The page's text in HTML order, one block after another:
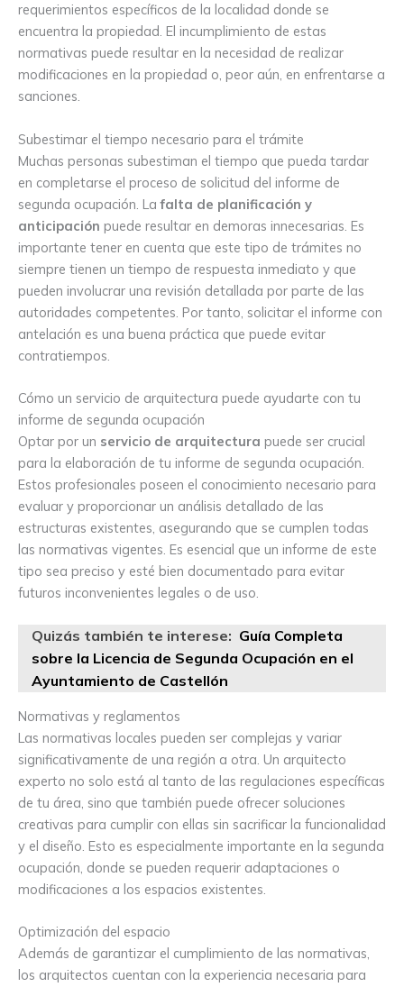
requerimientos específicos de la localidad donde se
encuentra la propiedad. El incumplimiento de estas
normativas puede resultar en la necesidad de realizar
modificaciones en la propiedad o, peor aún, en enfrentarse a
sanciones.
Subestimar el tiempo necesario para el trámite
Muchas personas subestiman el tiempo que pueda tardar
en completarse el proceso de solicitud del informe de
segunda ocupación. Lafalta de planificación y
anticipación puede resultar en demoras innecesarias. Es
importante tener en cuenta que este tipo de trámites no
siempre tienen un tiempo de respuesta inmediato y que
pueden involucrar una revisión detallada por parte de las
autoridades competentes. Por tanto, solicitar el informe con
antelación es una buena práctica que puede evitar
contratiempos.
Cómo un servicio de arquitectura puede ayudarte con tu
informe de segunda ocupación
Optar por un servicio de arquitectura puede ser crucial
para la elaboración de tu informe de segunda ocupación.
Estos profesionales poseen el conocimiento necesario para
evaluar y proporcionar un análisis detallado de las
estructuras existentes, asegurando que se cumplen todas
las normativas vigentes. Es esencial que un informe de este
tipo sea preciso y esté bien documentado para evitar
futuros inconvenientes legales o de uso.
Quizás también te interese: Guía Completa
sobre la Licencia de Segunda Ocupación en el
Ayuntamiento de Castellón
Normativas y reglamentos
Las normativas locales pueden ser complejas y variar
significativamente de una región a otra. Un arquitecto
experto no solo está al tanto de las regulaciones específicas
de tu área, sino que también puede ofrecer soluciones
creativas para cumplir con ellas sin sacrificar la funcionalidad
y el diseño. Esto es especialmente importante en la segunda
ocupación, donde se pueden requerir adaptaciones o
modificaciones a los espacios existentes.
Optimización del espacio
Además de garantizar el cumplimiento de las normativas,
los arquitectos cuentan con la experiencia necesaria para